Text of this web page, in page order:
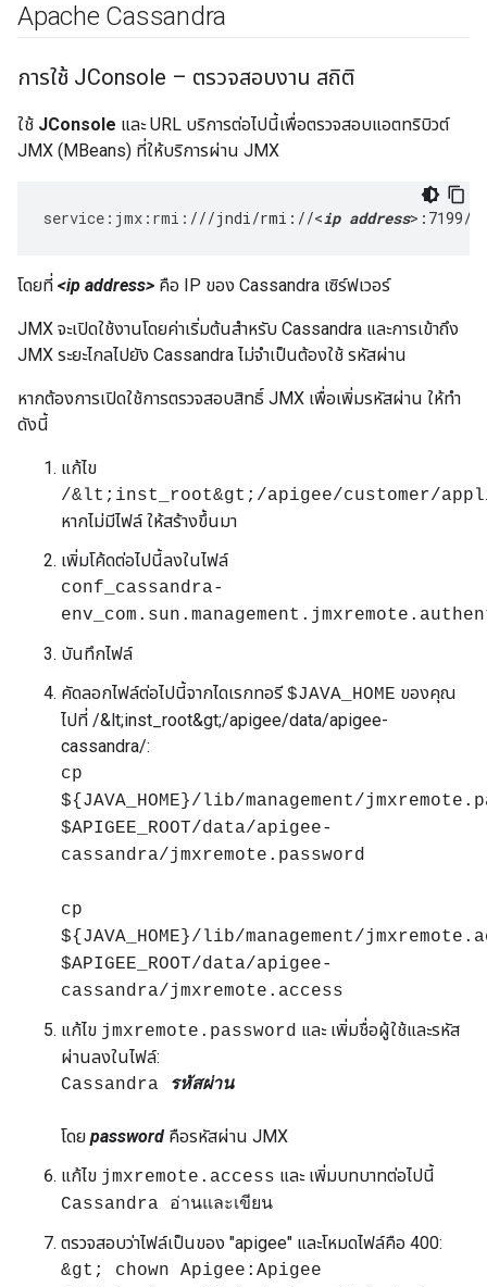
Apache Cassandra
การใช้ JConsole – ตรวจสอบงาน สถิติ
ใช้ JConsole และ URL บริการต่อไปนี้เพื่อตรวจสอบแอตทริบิวต์
JMX (MBeans) ที่ให้บริการผ่าน JMX
service : jmx : rmi : ///jndi/rmi://<ip address>:7199/
โดยที่ <ip address> คือ IP ของ Cassandra เซิร์ฟเวอร์
JMX จะเปิดใช้งานโดยค่าเริ่มต้นสำหรับ Cassandra และการเข้าถึง
JMX ระยะไกลไปยัง Cassandra ไม่จำเป็นต้องใช้ รหัสผ่าน
หากต้องการเปิดใช้การตรวจสอบสิทธิ์ JMX เพื่อเพิ่มรหัสผ่าน ให้ทำ
ดังนี้
แก้ไข
/&lt;inst_root&gt;/apigee/customer/
หากไม่มีไฟล์ ให้สร้างขึ้นมา
เพิ่มโค้ดต่อไปนี้ลงในไฟล์
conf_cassandra-
บันทึกไฟล์
คัดลอกไฟล์ต่อไปนี้จากไดเรกทอรี$JAVA_HOME ของคุณ
ไปที่ /&lt;inst_root&gt;/apigee/data/apigee-
cassandra/:
cp
${JAVA_HOME}/lib/management/
$APIGEE_ROOT/data/apigee-
cassandra/jmxremote.password
cp
${JAVA_HOME}/lib/management/
$APIGEE_ROOT/data/apigee-
cassandra/jmxremote.access
แก้ไข jmxremote.password และ เพิ่มชื่อผู้ใช้และรหัส
ผ่านลงในไฟล์:
Cassandra รหัสผ่าน
โดย password คือรหัสผ่าน JMX
แก้ไข jmxremote.access และ เพิ่มบทบาทต่อไปนี้
Cassandra อ่านและเขียน
ตรวจสอบว่าไฟล์เป็นของ "apigee" และโหมดไฟล์คือ 400:
&gt; chown Apigee:Apigee